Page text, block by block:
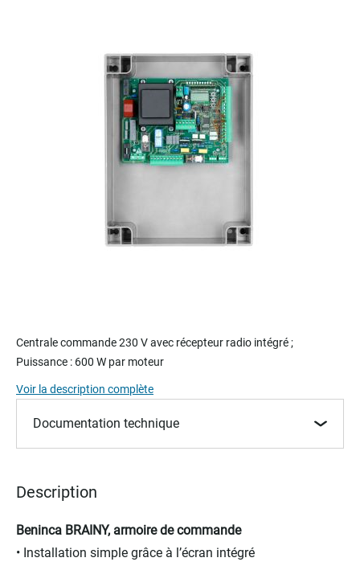
to
the
of
the
images
Centrale commande 230 V avec récepteur radio intégré ;
Puissance : 600 W par moteur
Voir la description complète
Documentation technique
Description
Beninca BRAINY, armoire de commande
• Installation simple grâce à l’écran intégré